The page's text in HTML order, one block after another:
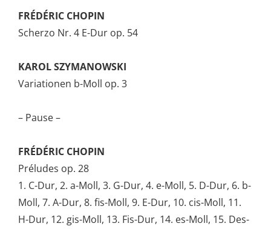
FRÉDÉRIC CHOPIN
Scherzo Nr. 4 E-Dur op. 54
KAROL SZYMANOWSKI
Variationen b-Moll op. 3
– Pause –
FRÉDÉRIC CHOPIN
Préludes op. 28
1. C-Dur, 2. a-Moll, 3. G-Dur, 4. e-Moll, 5. D-Dur, 6. b-
Moll, 7. A-Dur, 8. fis-Moll, 9. E-Dur, 10. cis-Moll, 11.
H-Dur, 12. gis-Moll, 13. Fis-Dur, 14. es-Moll, 15. Des-